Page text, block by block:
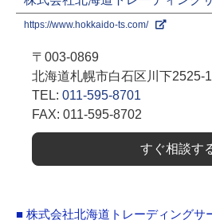
https://www.hokkaido-ts.com/
〒003-0869
北海道札幌市白石区川下2525-1
TEL: 011-595-8701
FAX: 011-595-8702
すぐ相談す
■ 株式会社北海道トレーディングサ